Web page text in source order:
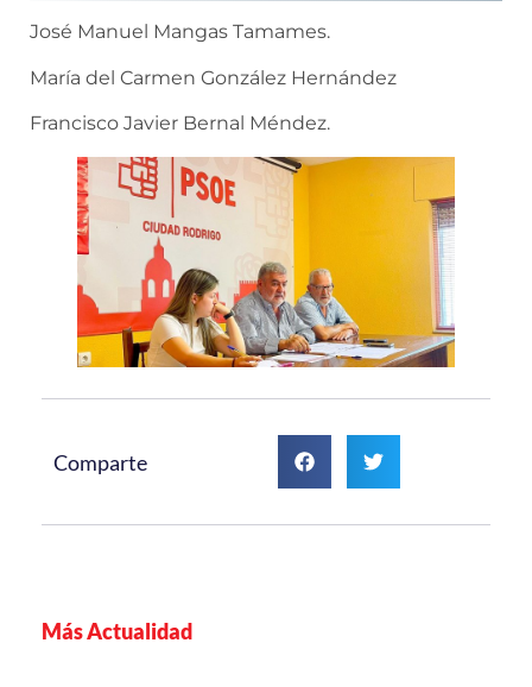
José Manuel Mangas Tamames.
María del Carmen González Hernández
Francisco Javier Bernal Méndez.
Comparte
Más Actualidad